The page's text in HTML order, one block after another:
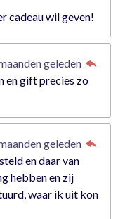
cadeau wil geven!
geleden
en gift precies zo
geleden
en daar van
hebben en zij
waar ik uit kon